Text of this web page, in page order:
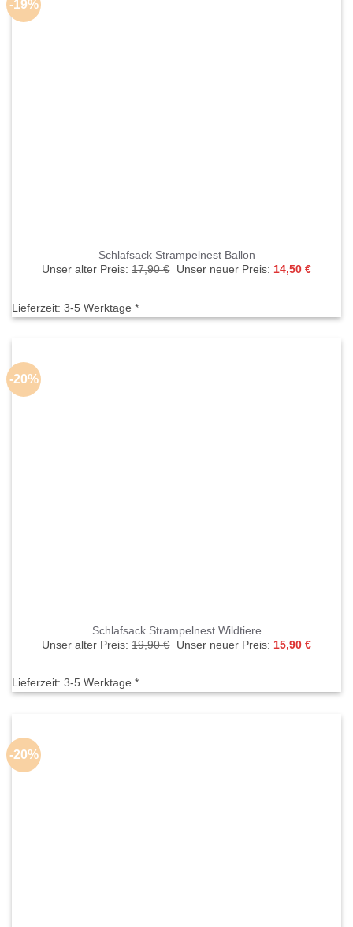
-19%
Schlafsack Strampelnest Ballon
Unser alter Preis: 17,90€
Ursprünglicher
Unser neuer Preis: 14,50 €Aktueller
Lieferzeit: 3-5 Werktage *
-20%
Schlafsack Strampelnest Wildtiere
Unser alter Preis: 19,90€
Ursprünglicher
Unser neuer Preis: 15,90 €Aktueller
Lieferzeit: 3-5 Werktage *
-20%